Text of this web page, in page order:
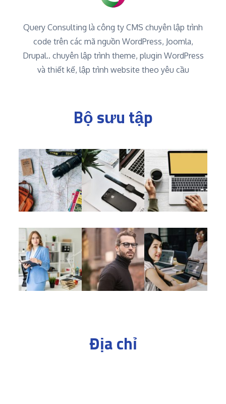
Query Consulting là công ty CMS chuyên lập trình
code trên các mã nguồn WordPress, Joomla,
Drupal.. chuyên lập trình theme, plugin WordPress
và thiết kế, lập trình website theo yêu cầu
Bộ sưu tập
Địa chỉ